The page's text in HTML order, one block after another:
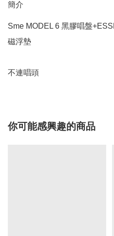
簡介
Sme MODEL 6 黑膠唱盤
磁浮墊
你可能感興趣的商品